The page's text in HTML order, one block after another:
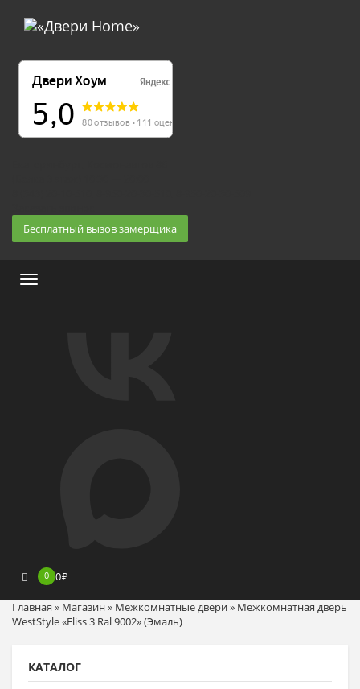
Бесплатный вызов замерщика
Меню
0 0₽
Главная » Магазин» Межкомнатные двери» Межкомнатная дверь
WestStyle «Eliss 3 Ral 9002» (Эмаль)
КАТАЛОГ